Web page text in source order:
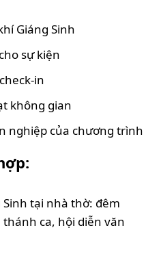
Giáng Sinh
sự kiện
in
không gian
nghiệp của chương trình
tại nhà thờ: đêm
ca, hội diễn văn